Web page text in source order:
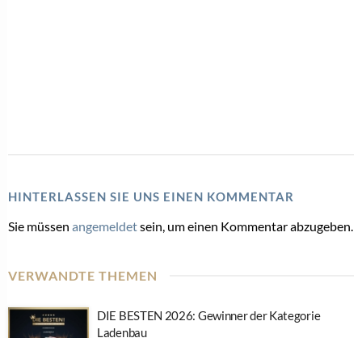
HINTERLASSEN SIE UNS EINEN KOMMENTAR
Sie müssen angemeldetsein, um einen Kommentar abzugeben.
VERWANDTE THEMEN
DIE BESTEN 2026: Gewinner der Kategorie
Ladenbau